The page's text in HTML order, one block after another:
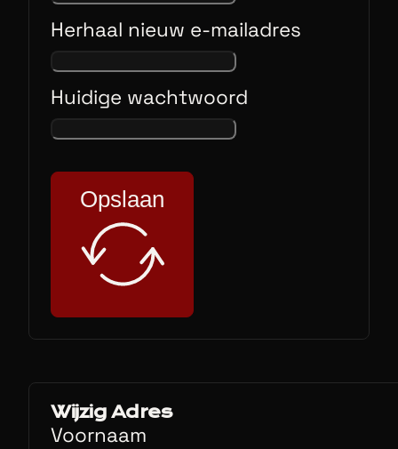
Herhaal nieuw e-mailadres
Huidige wachtwoord
Opslaan
Wijzig Adres
Voornaam